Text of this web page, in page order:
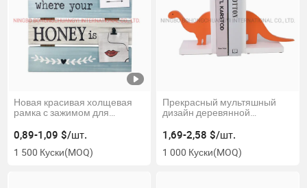
Новая красивая холщевая
рамка с зажимом для
0,89-1,09 $/шт.
1 500 Куски(MOQ)
Прекрасный мультяшный
дизайн деревянной
организации на столе
1,69-2,58 $/шт.
1 000 Куски(MOQ)